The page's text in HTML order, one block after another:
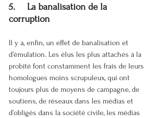
5.     La banalisation de la
corruption
Il y a, enfin, un effet de banalisation et
d’émulation. Les élus les plus attachés à la
probité font constamment les frais de leurs
homologues moins scrupuleux, qui ont
toujours plus de moyens de campagne, de
soutiens, de réseaux dans les médias et
d’obligés dans la société civile, les médias